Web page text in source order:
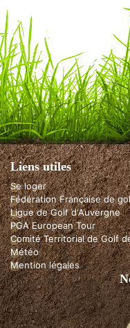
Liens utiles
Se loger
Fédération Française de
Ligue de Golf d'Auvergne
PGA European Tour
Comité Territorial de Golf
Météo
Mention légales